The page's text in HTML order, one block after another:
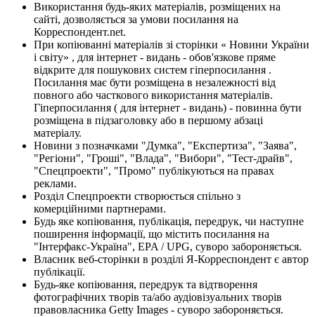
Використання будь-яких матеріалів, розміщених на
сайті, дозволяється за умови посилання на
Корреспондент.net.
При копіюванні матеріалів зі сторінки « Новини України
і світу» , для інтернет - видань - обов'язкове пряме
відкрите для пошукових систем гіперпосилання .
Посилання має бути розміщена в незалежності від
повного або часткового використання матеріалів.
Гіперпосилання ( для інтернет - видань) - повинна бути
розміщена в підзаголовку або в першому абзаці
матеріалу.
Новини з позначками "Думка", "Експертиза", "Заява",
"Регіони", "Гроші", "Влада", "Вибори", "Тест-драйв",
"Спецпроекти", "Промо" публікуються на правах
реклами.
Розділ Спецпроекти створюється спільно з
комерційними партнерами.
Будь яке копіювання, публікація, передрук, чи наступне
поширення інформації, що містить посилання на
"Інтерфакс-Україна", EPA / UPG, суворо забороняється.
Власник веб-сторінки в розділі Я-Корреспондент є автор
публікації.
Будь-яке копіювання, передрук та відтворення
фотографічних творів та/або аудіовізуальних творів
правовласника Getty Images - суворо забороняється.